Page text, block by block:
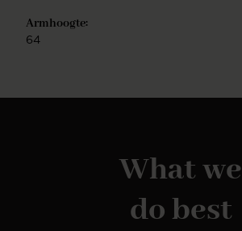
Armhoogte:
64
What we
do best